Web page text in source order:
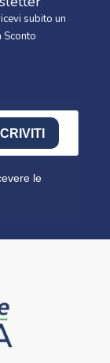
subito un
Sconto
le